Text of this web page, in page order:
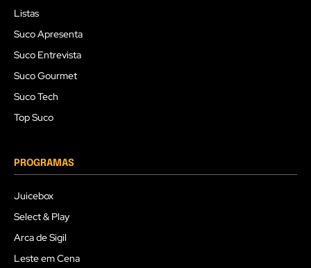
Listas
Suco Apresenta
Suco Entrevista
Suco Gourmet
Suco Tech
Top Suco
PROGRAMAS
Juicebox
Select & Play
Arca de Sigil
Leste em Cena